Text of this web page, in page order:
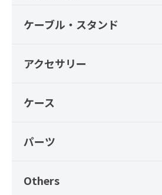
ケーブル・スタンド
アクセサリー
ケース
パーツ
Others